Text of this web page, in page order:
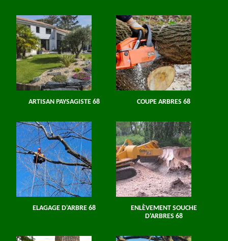
ARTISAN PAYSAGISTE 68 COUPE ARBRES 68
ELAGAGE D'ARBRE 68
ENLÈVEMENT SOUCHE
D'ARBRES 68